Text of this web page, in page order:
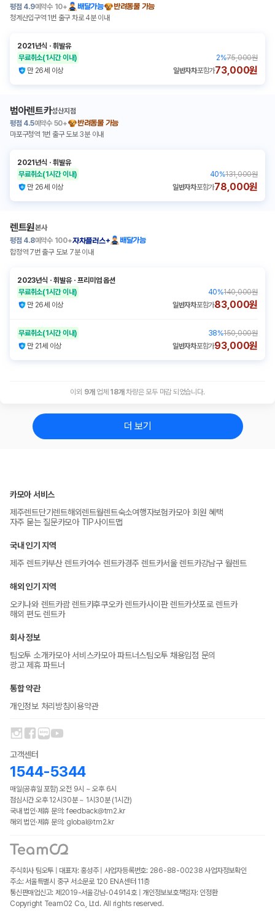
평점 4.9예약수 10+ 배달가능
반려동물 가능
청계산입구역 1번 출구 차로 4분 이내
2021년식 ㆍ휘발유
무료취소(1시간 이내) 2%75,000원
만 26세 이상
일반자차포함가73,000원
범아렌트카성산지점
평점 4.5예약수 50+
반려동물 가능
마포구청역 1번 출구 도보 3분 이내
2021년식 ㆍ휘발유
무료취소(1시간 이내) 40%131,000원
만 26세 이상
일반자차포함가78,000원
렌트원본사
평점 4.8예약수 100+자차플러스+
배달가능
합정역 7번 출구 도보 7분 이내
2023년식 ㆍ휘발유ㆍ프리미엄 옵션
무료취소(1시간 이내) 40%140,000원
만 26세 이상
일반자차포함가83,000원
무료취소(1시간 이내) 38%150,000원
만 21세 이상
일반자차포함가93,000원
이외 9개 업체 18개 차량은 모두 마감 되었습니다.
더 보기
카모아 서비스
제주렌트단기렌트해외렌트월렌트숙소여행자보험카모아 회원 혜택
자주 묻는 질문카모아 TIP사이트맵
국내 인기 지역
제주 렌트카부산 렌트카여수 렌트카경주 렌트카서울 렌트카강남구 월렌트
해외 인기 지역
오키나와 렌트카괌 렌트카후쿠오카 렌트카사이판 렌트카삿포로 렌트카
해외 편도 렌트카
회사 정보
팀오투 소개카모아 서비스카모아 파트너스팀오투 채용입점 문의
광고 제휴 파트너
통합 약관
개인정보 처리방침이용약관
고객센터
1544-5344
매일(공휴일 포함) 오전 9시 ~ 오후 6시
점심시간 오후 12시30분 ~ 1시30분 (1시간)
국내 법인·제휴 문의: feedback@tm2.kr
해외 법인·제휴 문의: global@tm2.kr
주식회사 팀오투 | 대표자: 홍성주 | 사업자등록번호: 286-88-00238 사업자정보확인
주소: 서울특별시 중구 서소문로 120 ENA센터 11층
통신판매업신고: 제2019-서울강남-04914호 | 개인정보보호책임자: 인정환
Copyright TeamO2 Co., Ltd. All rights reserved.